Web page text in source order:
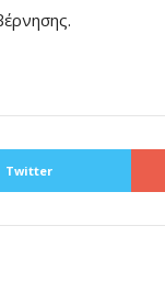
Twitter